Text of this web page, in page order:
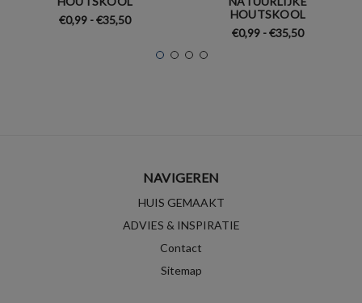
€0,99 - €35,50
HOUTSKOOL
€0,99 - €35,50
NAVIGEREN
HUIS GEMAAKT
ADVIES & INSPIRATIE
Contact
Sitemap